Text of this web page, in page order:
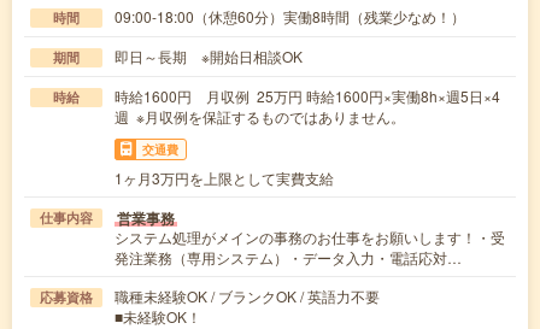
時間 09:00-18:00（休憩60分）実働8時間（残業少なめ！）
期間 即日～長期 ※開始日相談OK
時給
時給1600円 月収例 25万円 時給1600円×実働8h×週5日×4
週 ※月収例を保証するものではありません。
交通費
1ヶ月3万円を上限として実費支給
仕事内容 営業事務
システム処理がメインの事務のお仕事をお願いします！・受
発注業務（専用システム）・データ入力・電話応対…
応募資格
職種未経験OK / ブランクOK / 英語力不要
■未経験OK！